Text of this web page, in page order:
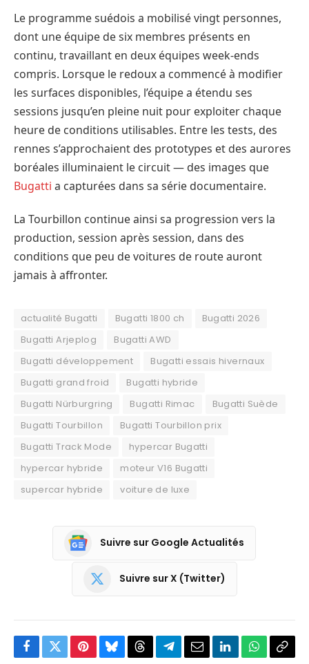
Le programme suédois a mobilisé vingt personnes,
dont une équipe de six membres présents en
continu, travaillant en deux équipes week-ends
compris. Lorsque le redoux a commencé à modifier
les surfaces disponibles, l’équipe a étendu ses
sessions jusqu’en pleine nuit pour exploiter chaque
heure de conditions utilisables. Entre les tests, des
rennes s’approchaient des prototypes et des aurores
boréales illuminaient le circuit — des images que
Bugatti a capturées dans sa série documentaire.
La Tourbillon continue ainsi sa progression vers la
production, session après session, dans des
conditions que peu de voitures de route auront
jamais à affronter.
actualité Bugatti Bugatti 1800 ch
Bugatti 2026
Bugatti Arjeplog
Bugatti AWD
Bugatti développement
Bugatti essais hivernaux
Bugatti grand froid
Bugatti hybride
Bugatti Nürburgring
Bugatti Rimac
Bugatti Suède
Bugatti Tourbillon
Bugatti Tourbillon prix
Bugatti Track Mode
hypercar Bugatti
hypercar hybride
moteur V16 Bugatti
supercar hybride
voiture de luxe
Suivre sur Google Actualités
Suivre sur X (Twitter)
Facebook
TwitterPinterestBlueskyThreadsPartagerEmailLinkedInWhatsApp